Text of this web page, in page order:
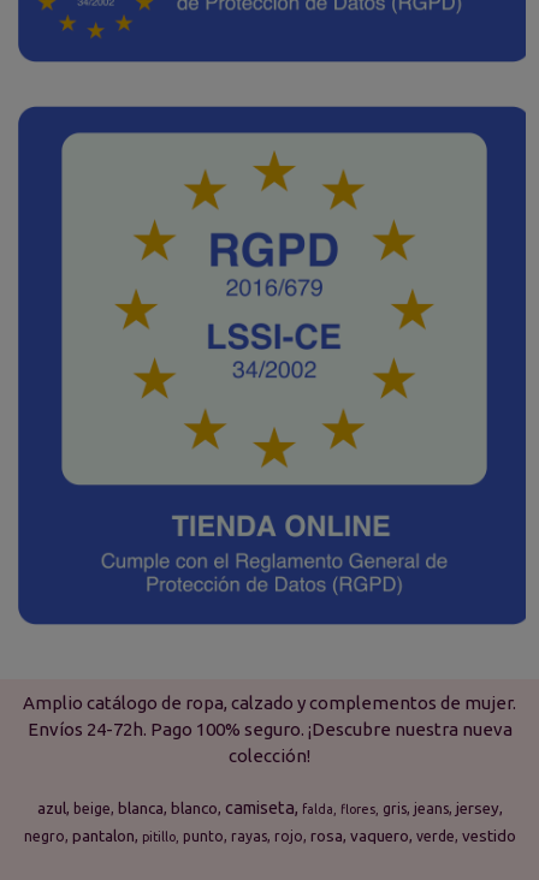
Amplio catálogo de ropa, calzado y complementos de mujer.
Envíos 24-72h. Pago 100% seguro. ¡Descubre nuestra nueva
colección!
azul beige blanca blanco camiseta falda flores gris jeans jersey
negro pantalon pitillo punto rayas rojo rosa vaquero verde vestido